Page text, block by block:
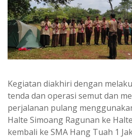
Kegiatan diakhiri dengan
tenda dan operasi semut dan
perjalanan pulang
Halte Simoang Ragunan ke
kembali ke SMA Hang Tuah 1